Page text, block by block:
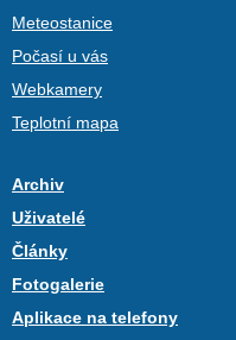
Meteostanice
Počasí u vás
Webkamery
Teplotní mapa
Archiv
Uživatelé
Články
Fotogalerie
Aplikace na telefony